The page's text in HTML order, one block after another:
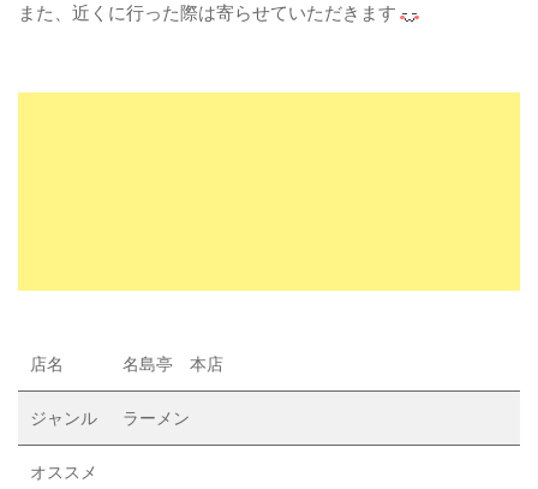
また、近くに行った際は寄らせていただきます
店名 名島亭 本店
ジャンル ラーメン
オススメ